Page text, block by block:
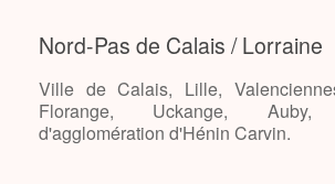
Nord-Pas de Calais / Lorraine
Ville de Calais, Lille,
Florange, Uckange, Auby,
d'agglomération d'Hénin Carvin.